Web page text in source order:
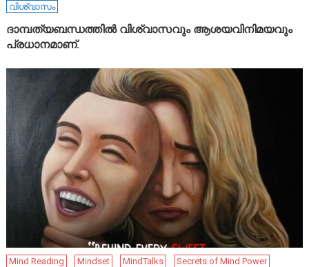
വിശ്വാസം
ദാമ്പത്യബന്ധത്തിൽ വിശ്വാസവും ആശയവിനിമയവും
പ്രധാനമാണ്.
Mind Reading Mindset MindTalks
Secrets of Mind Power